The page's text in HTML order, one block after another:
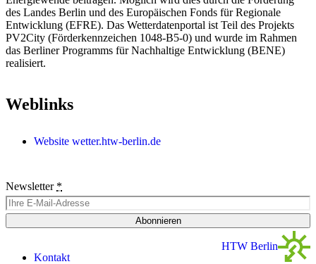
des Landes Berlin und des Europäischen Fonds für Regionale
Entwicklung (EFRE). Das Wetterdatenportal ist Teil des Projekts
PV2City (Förderkennzeichen 1048-B5-0) und wurde im Rahmen
das Berliner Programms für Nachhaltige Entwicklung (BENE)
realisiert.
Weblinks
Website wetter.htw-berlin.de
Newsletter *
Abonnieren
Kontakt
HTW Berlin